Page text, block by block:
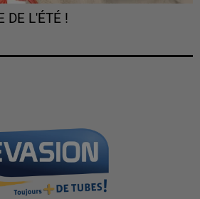
DE L'ÉTÉ !